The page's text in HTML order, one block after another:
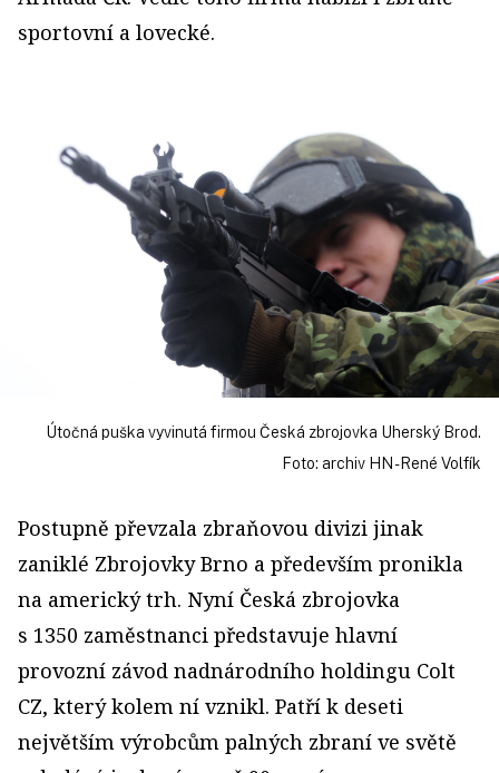
sportovní a lovecké.
Útočná puška vyvinutá firmou Česká zbrojovka Uherský Brod.
Foto: archiv HN - René Volfík
Postupně převzala zbraňovou divizi jinak
zaniklé Zbrojovky Brno a především pronikla
na americký trh. Nyní Česká zbrojovka
s 1350 zaměstnanci představuje hlavní
provozní závod nadnárodního holdingu Colt
CZ, který kolem ní vznikl. Patří k deseti
největším výrobcům palných zbraní ve světě